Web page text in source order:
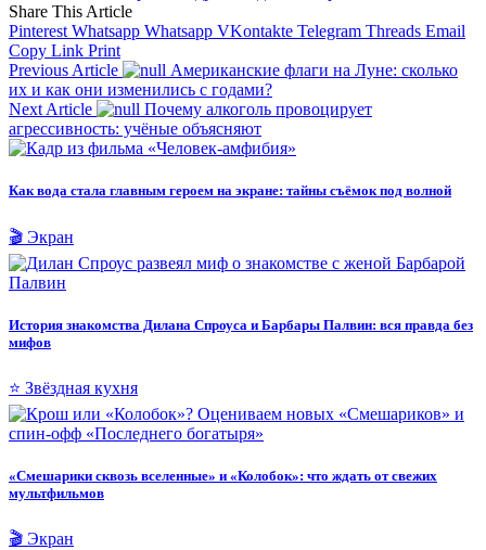
Share This Article
Pinterest Whatsapp Whatsapp VKontakte Telegram Threads Email
Copy Link Print
Previous Article
Американские флаги на Луне: сколько
их и как они изменились с годами?
Next Article
Почему алкоголь провоцирует
агрессивность: учёные объясняют
Как вода стала главным героем на экране: тайны съёмок под волной
🎬 Экран
История знакомства Дилана Спроуса и Барбары Палвин: вся правда без
мифов
⭐ Звёздная кухня
«Смешарики сквозь вселенные» и «Колобок»: что ждать от свежих
мультфильмов
🎬 Экран